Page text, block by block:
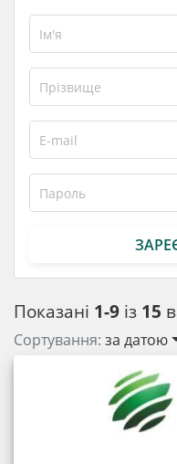
Показані 1-9 із 15
Сортування: за датою